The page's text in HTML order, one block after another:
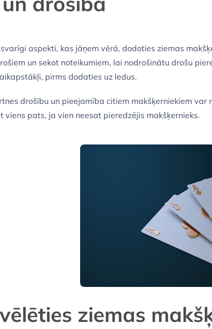
aspekti, kas jāņem vērā, dodoties ziemas
un sekot noteikumiem, lai nodrošinātu drošu
pirms dodaties uz ledus.
drošību un pieejamība citiem makšķerniekiem
viens pats, ja vien neesat pieredzējis makšķernieks.
ziemas